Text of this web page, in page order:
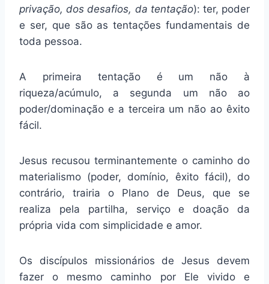
privação, dos desafios, da tentação): ter, poder
e ser, que são as tentações fundamentais de
toda pessoa.
A primeira tentação é um não à
riqueza/acúmulo, a segunda um não ao
poder/dominação e a terceira um não ao êxito
fácil.
Jesus recusou terminantemente o caminho do
materialismo (poder, domínio, êxito fácil), do
contrário, trairia o Plano de Deus, que se
realiza pela partilha, serviço e doação da
própria vida com simplicidade e amor.
Os discípulos missionários de Jesus devem
fazer o mesmo caminho por Ele vivido e